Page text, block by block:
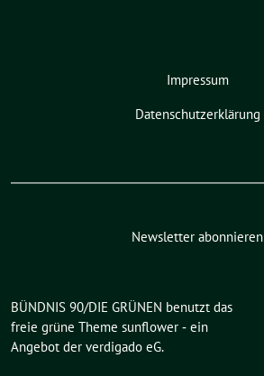
Impressum
Datenschutzerklärung
Newsletter abonnieren
BÜNDNIS 90/DIE GRÜNEN benutzt das
freie grüne Theme sunflower ‐ ein
Angebot der verdigado eG.